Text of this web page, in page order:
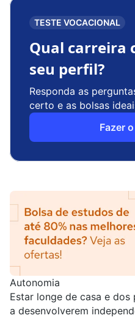
TESTE VOCACIONAL
Qual carreira
seu perfil?
Responda as
certo e as bolsas
Fazer
Autonomia
Estar longe de casa e
a desenvolverem